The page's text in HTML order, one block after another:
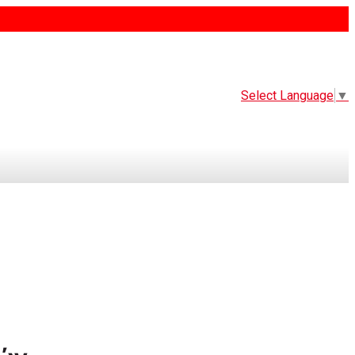
Select Language ▼